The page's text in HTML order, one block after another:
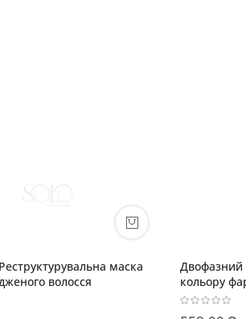
Двофазний кондиціонер для захисту
кольору фарбованого волосся